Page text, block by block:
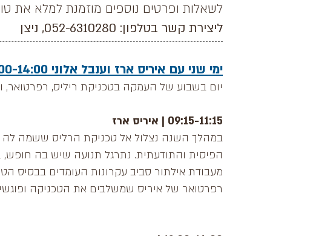
לשאלות ופרטים נוספים מוזמנת למלא את
ליצירת קשר בטלפון: 052-6310280, ניצן
ימי שני עם איריס ארז וענבל אלוני 09:00-14:00
יום בשבוע של העמקה בטכניקת ריליס, רפרטואר,
09:15-11:15 | איריס ארז
במהלך השנה נצלול אל טכניקת הרליס ששמה
הפיסית והתודעתית. נתרגל תנועה שיש בה חופש,
מעבודת אילתור סביב עקרונות העומדים בבסיס
רפרטואר של איריס שמשלבים את הטכניקה